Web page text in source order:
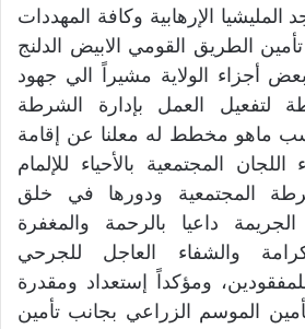
المليشيا الإرهابية وكافة المهددات
الطريق القومي الابيض الدلنج
أجزاء الولاية مشيراً الي جهود
لتفعيل العمل بإدارة الشرطة
حسب ماهو مخطط له معلنا عن إقامة
المجتمعية بالأحياء للإلمام
المجتمعية ودورها في خلق
داعيا بالرحمة والمغفرة
والشفاء العاجل للجرحي
ومؤكداً إستعداد ومقدرة
الموسم الزراعي بجانب تأمين